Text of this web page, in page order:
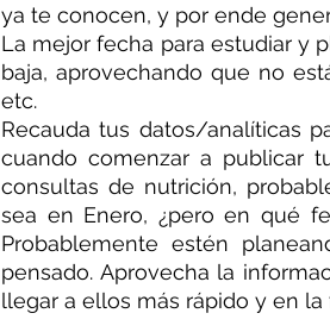
ya te conocen, y por ende
La mejor fecha para estudiar y
baja, aprovechando que no
etc.
Recauda tus datos/analíticas
cuando comenzar a publicar
consultas de nutrición,
sea en Enero, ¿pero en qué
Probablemente estén
pensado. Aprovecha la
llegar a ellos más rápido y en